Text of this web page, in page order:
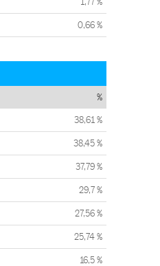
0,66 %
%
38,61 %
38,45 %
37,79 %
29,7 %
27,56 %
25,74 %
16,5 %